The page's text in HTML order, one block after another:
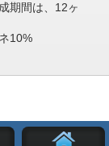
期間は、12ヶ
10%